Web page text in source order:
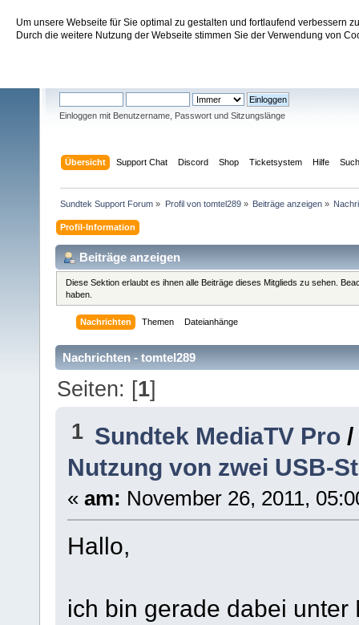
Um unsere Webseite für Sie optimal zu gestalten und fortlaufend verbessern
Durch die weitere Nutzung der Webseite stimmen Sie der Verwendung von
Sundtek Support Forum
Einloggen mit Benutzername, Passwort und Sitzungslänge
Übersicht Support Chat Discord Shop Ticketsystem Hilfe
Sundtek Support Forum » Profil von tomtel289» Beiträge anzeigen»
Profil-Information
Beiträge anzeigen
Diese Sektion erlaubt es ihnen alle Beiträge dieses Mitglieds zu sehen.
haben.
Nachrichten Themen Dateianhänge
Nachrichten - tomtel289
Seiten: [1]
1 Sundtek MediaTV Pro
Nutzung von zwei USB-
« am: November 26, 2011,
Hallo,
ich bin gerade dabei